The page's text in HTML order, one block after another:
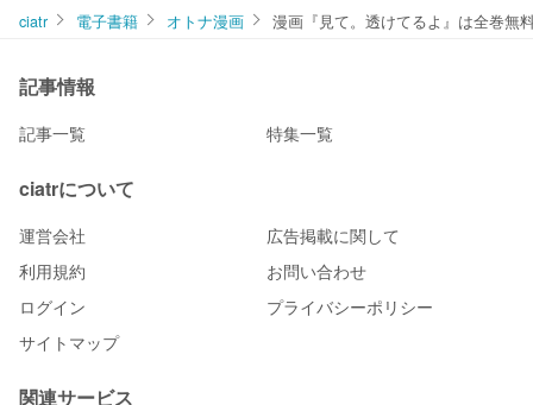
ciatr 電子書籍 オトナ漫画 漫画『見て。透けてるよ』は全巻無
記事情報
記事一覧 特集一覧
ciatrについて
運営会社
広告掲載に関して
利用規約
お問い合わせ
ログイン
プライバシーポリシー
サイトマップ
関連サービス